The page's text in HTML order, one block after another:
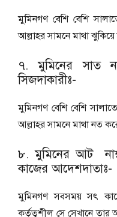
মুমিনগণ বেশি বেশি
আল্লাহর সামনে মাথা
৭. মুমিনের সাত
সিজদাকারীঃ-
মুমিনগণ বেশি বেশি
আল্লাহর সামনে মাথা নত
৮. মুমিনের আট
কাজের আদেশদাতাঃ-
মুমিনগণ সবসময় সৎ
কর্তৃত্বশীল সে সেখানে